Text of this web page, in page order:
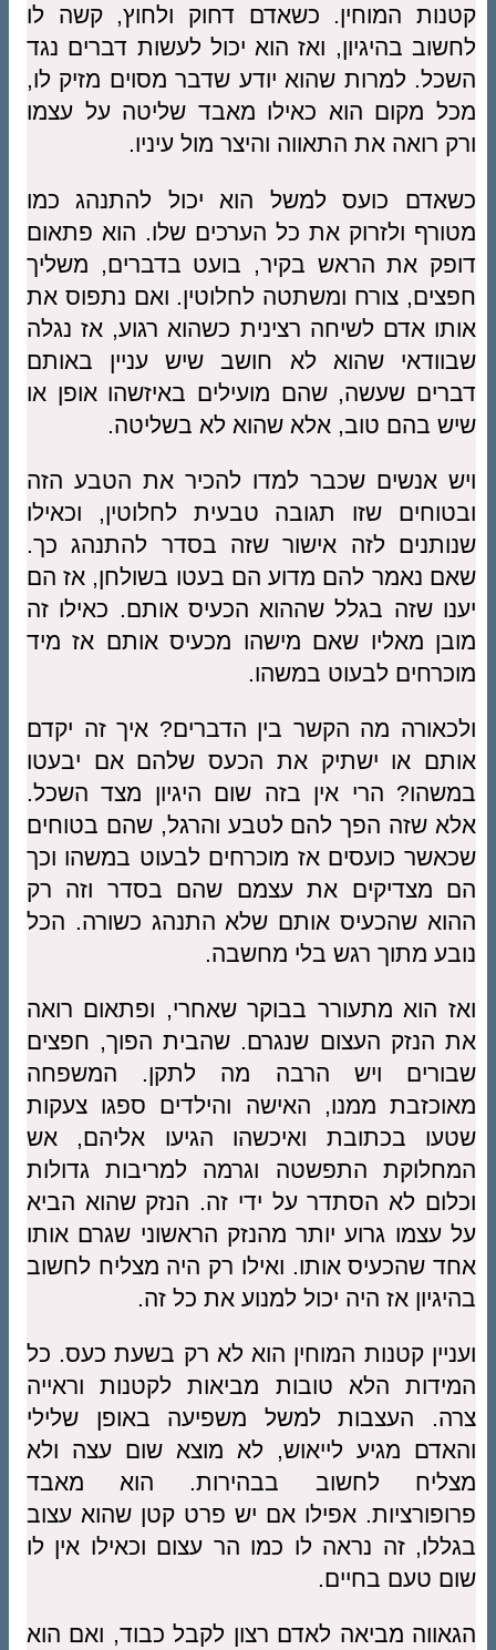
קטנות המוחין. כשאדם דחוק ולחוץ, קשה לו
לחשוב בהיגיון, ואז הוא יכול לעשות דברים נגד
השכל. למרות שהוא יודע שדבר מסוים מזיק לו,
מכל מקום הוא כאילו מאבד שליטה על עצמו
ורק רואה את התאווה והיצר מול עיניו.
כשאדם כועס למשל הוא יכול להתנהג כמו
מטורף ולזרוק את כל הערכים שלו. הוא פתאום
דופק את הראש בקיר, בועט בדברים, משליך
חפצים, צורח ומשתטה לחלוטין. ואם נתפוס את
אותו אדם לשיחה רצינית כשהוא רגוע, אז נגלה
שבוודאי שהוא לא חושב שיש עניין באותם
דברים שעשה, שהם מועילים באיזשהו אופן או
שיש בהם טוב, אלא שהוא לא בשליטה.
ויש אנשים שכבר למדו להכיר את הטבע הזה
ובטוחים שזו תגובה טבעית לחלוטין, וכאילו
שנותנים לזה אישור שזה בסדר להתנהג כך.
שאם נאמר להם מדוע הם בעטו בשולחן, אז הם
יענו שזה בגלל שההוא הכעיס אותם. כאילו זה
מובן מאליו שאם מישהו מכעיס אותם אז מיד
מוכרחים לבעוט במשהו.
ולכאורה מה הקשר בין הדברים? איך זה יקדם
אותם או ישתיק את הכעס שלהם אם יבעטו
במשהו? הרי אין בזה שום היגיון מצד השכל.
אלא שזה הפך להם לטבע והרגל, שהם בטוחים
שכאשר כועסים אז מוכרחים לבעוט במשהו וכך
הם מצדיקים את עצמם שהם בסדר וזה רק
ההוא שהכעיס אותם שלא התנהג כשורה. הכל
נובע מתוך רגש בלי מחשבה.
ואז הוא מתעורר בבוקר שאחרי, ופתאום רואה
את הנזק העצום שנגרם. שהבית הפוך, חפצים
שבורים ויש הרבה מה לתקן. המשפחה
מאוכזבת ממנו, האישה והילדים ספגו צעקות
שטעו בכתובת ואיכשהו הגיעו אליהם, אש
המחלוקת התפשטה וגרמה למריבות גדולות
וכלום לא הסתדר על ידי זה. הנזק שהוא הביא
על עצמו גרוע יותר מהנזק הראשוני שגרם אותו
אחד שהכעיס אותו. ואילו רק היה מצליח לחשוב
בהיגיון אז היה יכול למנוע את כל זה.
ועניין קטנות המוחין הוא לא רק בשעת כעס. כל
המידות הלא טובות מביאות לקטנות וראייה
צרה. העצבות למשל משפיעה באופן שלילי
והאדם מגיע לייאוש, לא מוצא שום עצה ולא
מצליח לחשוב בבהירות. הוא מאבד
פרופורציות. אפילו אם יש פרט קטן שהוא עצוב
בגללו, זה נראה לו כמו הר עצום וכאילו אין לו
שום טעם בחיים.
הגאווה מביאה לאדם רצון לקבל כבוד, ואם הוא